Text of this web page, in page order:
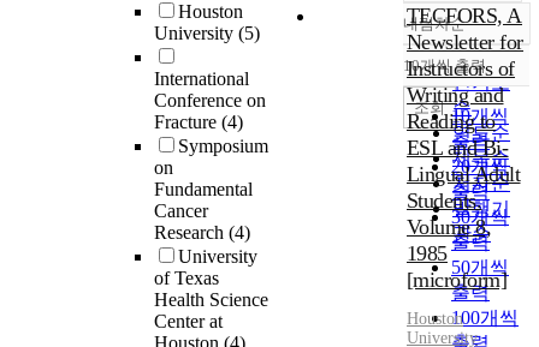
Houston
University (5)
International
Conference on
Fracture (4)
Symposium
on
Fundamental
Cancer
Research (4)
University
of Texas
Health Science
Center at
정확도
순
인기도
순
연도순
제목순
저자순
발행기
관순
내림차순
내림차순
10개씩 출력
10개씩
출력
20개씩
출력
30개씩
출력
50개씩
출력
100개씩
조회
TECFORS, A
Newsletter for
Instructors of
Writing and
Reading to
ESL and Bi-
Lingual Adult
Students.
Volume 8,
1985
[microform]
Houston
University